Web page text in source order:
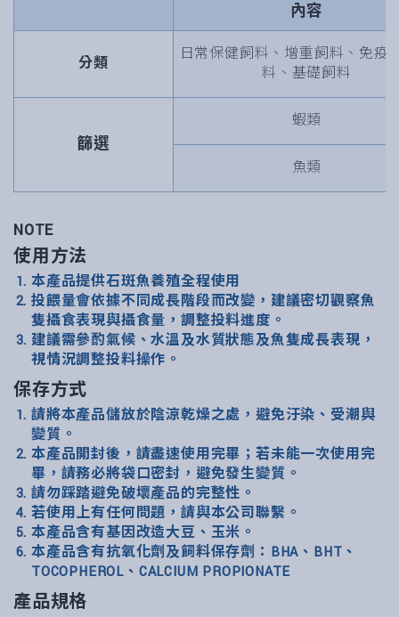
內容
分類
日常保健飼料、增重飼料、免疫
料、基礎飼料
篩選
蝦類
魚類
NOTE
使用方法
本產品提供石斑魚養殖全程使用
投餵量會依據不同成長階段而改變，建議密切觀察魚
隻攝食表現與攝食量，調整投料進度。
建議需參酌氣候、水溫及水質狀態及魚隻成長表現，
視情況調整投料操作。
保存方式
請將本產品儲放於陰涼乾燥之處，避免汙染、受潮與
變質。
本產品開封後，請盡速使用完畢；若未能一次使用完
畢，請務必將袋口密封，避免發生變質。
請勿踩踏避免破壞產品的完整性。
若使用上有任何問題，請與本公司聯繫。
本產品含有基因改造大豆、玉米。
本產品含有抗氧化劑及飼料保存劑：BHA、BHT、
TOCOPHEROL、CALCIUM PROPIONATE
產品規格